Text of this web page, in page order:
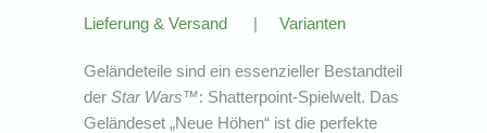
Lieferung & Versand | Varianten
Geländeteile sind ein essenzieller Bestandteil
derStar Wars™: Shatterpoint-Spielwelt. Das
Geländeset „Neue Höhen“ ist die perfekte